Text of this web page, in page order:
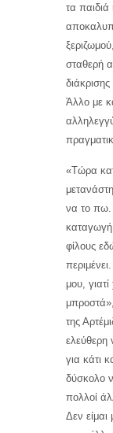
τα παιδιά
σταθερή
Άλλο με
«Τώρα
να το πω.
φίλους
μου,
της
ελεύθερη
για κάτι
δύσκολο
πολλοί
Δεν